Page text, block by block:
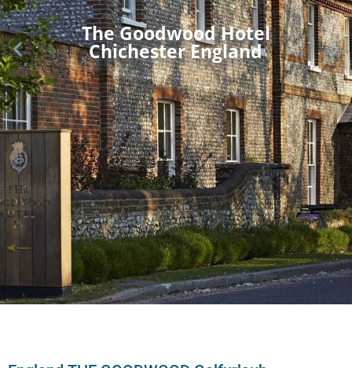
The Goodwood Hotel
Chichester England